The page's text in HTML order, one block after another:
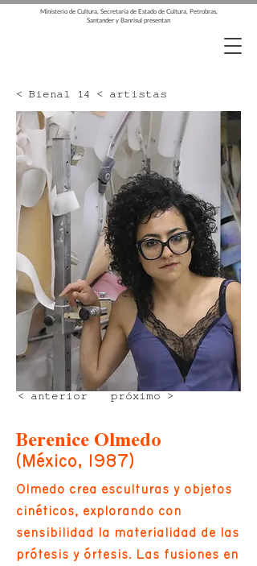
Ministerio de Cultura, Secretaría de Estado de Cultura, Petrobras,
Santander y Banrisul presentan
< Bienal 14 < artistas
próximo >
< anterior
Berenice Olmedo
(México, 1987)
Olmedo crea esculturas y objetos
cinéticos, explorando con
sensibilidad la materialidad de las
prótesis y órtesis. Las fusiones en